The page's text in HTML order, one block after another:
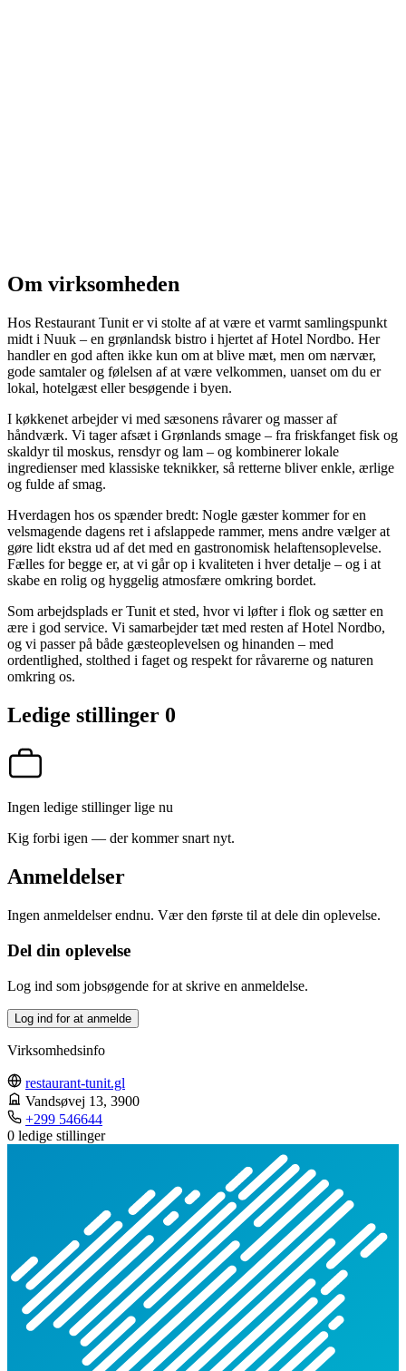
Om virksomheden
Hos Restaurant Tunit er vi stolte af at være et varmt samlingspunkt
midt i Nuuk – en grønlandsk bistro i hjertet af Hotel Nordbo. Her
handler en god aften ikke kun om at blive mæt, men om nærvær,
gode samtaler og følelsen af at være velkommen, uanset om du er
lokal, hotelgæst eller besøgende i byen.
I køkkenet arbejder vi med sæsonens råvarer og masser af
håndværk. Vi tager afsæt i Grønlands smage – fra friskfanget fisk og
skaldyr til moskus, rensdyr og lam – og kombinerer lokale
ingredienser med klassiske teknikker, så retterne bliver enkle, ærlige
og fulde af smag.
Hverdagen hos os spænder bredt: Nogle gæster kommer for en
velsmagende dagens ret i afslappede rammer, mens andre vælger at
gøre lidt ekstra ud af det med en gastronomisk helaftensoplevelse.
Fælles for begge er, at vi går op i kvaliteten i hver detalje – og i at
skabe en rolig og hyggelig atmosfære omkring bordet.
Som arbejdsplads er Tunit et sted, hvor vi løfter i flok og sætter en
ære i god service. Vi samarbejder tæt med resten af Hotel Nordbo,
og vi passer på både gæsteoplevelsen og hinanden – med
ordentlighed, stolthed i faget og respekt for råvarerne og naturen
omkring os.
Ledige stillinger 0
Ingen ledige stillinger lige nu
Kig forbi igen — der kommer snart nyt.
Anmeldelser
Ingen anmeldelser endnu. Vær den første til at dele din oplevelse.
Del din oplevelse
Log ind som jobsøgende for at skrive en anmeldelse.
Log ind for at anmelde
Virksomhedsinfo
restaurant-tunit.gl
Vandsøvej 13, 3900
+299 546644
0 ledige stillinger